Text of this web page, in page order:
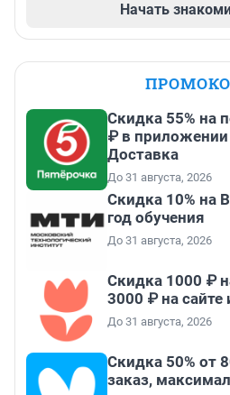
Начать
Скидка 55% на
₽ в приложении
Доставка
До 31 августа, 2026
Скидка 10% на
год обучения
До 31 августа, 2026
Скидка 1000 ₽
3000 ₽ на
До 31 августа, 2026
Скидка 50% от
заказ,